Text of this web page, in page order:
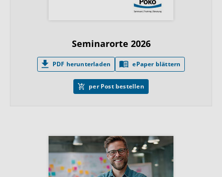
Seminarorte 2026
PDF herunterladen ePaper blättern
per Post bestellen